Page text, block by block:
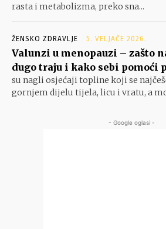
rasta i metabolizma, preko sna...
ŽENSKO ZDRAVLJE 5. VELJAČE 2026.
Valunzi u menopauzi – zašto
dugo traju i kako sebi pomoći
su nagli osjećaji topline koji se
gornjem dijelu tijela, licu i vratu, a
- Google oglasi -